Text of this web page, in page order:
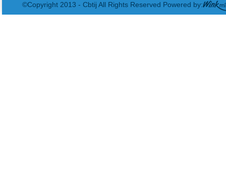
©Copyright 2013 - Cbtij All Rights Reserved Powered by: